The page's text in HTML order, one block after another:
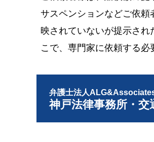
サスペンションなどご依頼
映されていないが提示さ
こで、専門家に依頼する必
弁護士法人
神戸法律事務所・